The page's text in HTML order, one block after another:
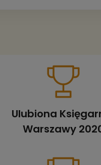
Ulubiona
Warszawy